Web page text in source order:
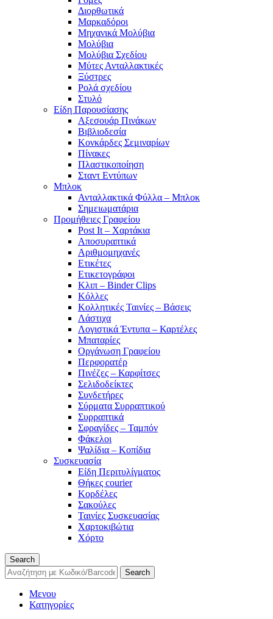
Διορθωτικά
Μαρκαδόροι
Μηχανικά Μολύβια
Μολύβια
Μολύβια Σχεδίου
Μύτες Ανταλλακτικές
Ξύστρες
Ρολά σχεδίου
Στυλό
Είδη Παρουσίασης
Αξεσουάρ Πινάκων
Βιβλιοδεσία
Κονκάρδες Σεμιναρίων
Πίνακες
Πλαστικοποίηση
Σταντ Εντύπων
Μπλοκ
Ανταλλακτικά Φύλλα – Μπλοκ
Σημειωματάρια
Προμήθειες Γραφείου
Post It – Χαρτάκια
Αποσυραπτικά
Αριθμομηχανές
Ετικέτες
Ετικετογράφοι
Κλιπ – Binder Clips
Κόλλες
Κολλητικές Ταινίες – Βάσεις
Λάστιχα
Λογιστικά Έντυπα – Καρτέλες
Μπαταρίες
Οργάνωση Γραφείου
Περφορατέρ
Πινέζες – Καρφίτσες
Σελιδοδείκτες
Συνδετήρες
Σύρματα Συρραπτικού
Συρραπτικά
Σφραγίδες – Ταμπόν
Φάκελοι
Ψαλίδια – Κοπίδια
Συσκευασία
Είδη Περιτυλίγματος
Θήκες courier
Κορδέλες
Σακούλες
Ταινίες Συσκευασίας
Χαρτοκιβώτια
Χόρτο
Search
Search
Μενου
Κατηγορίες